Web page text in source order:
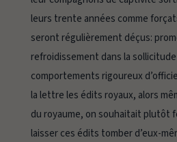
leurs trente années comme
seront régulièrement déçus:
refroidissement dans la
comportements rigoureux
la lettre les édits royaux, alors
du royaume, on souhaitait plutôt
laisser ces édits tomber d’eux-